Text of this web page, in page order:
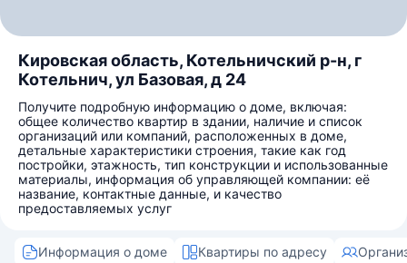
Кировская область, Котельничский р-н, г
Котельнич, ул Базовая, д 24
Получите подробную информацию о доме, включая:
общее количество квартир в здании, наличие и список
организаций или компаний, расположенных в доме,
детальные характеристики строения, такие как год
постройки, этажность, тип конструкции и использованные
материалы, информация об управляющей компании: её
название, контактные данные, и качество
предоставляемых услуг
Информация о доме Квартиры по адресу